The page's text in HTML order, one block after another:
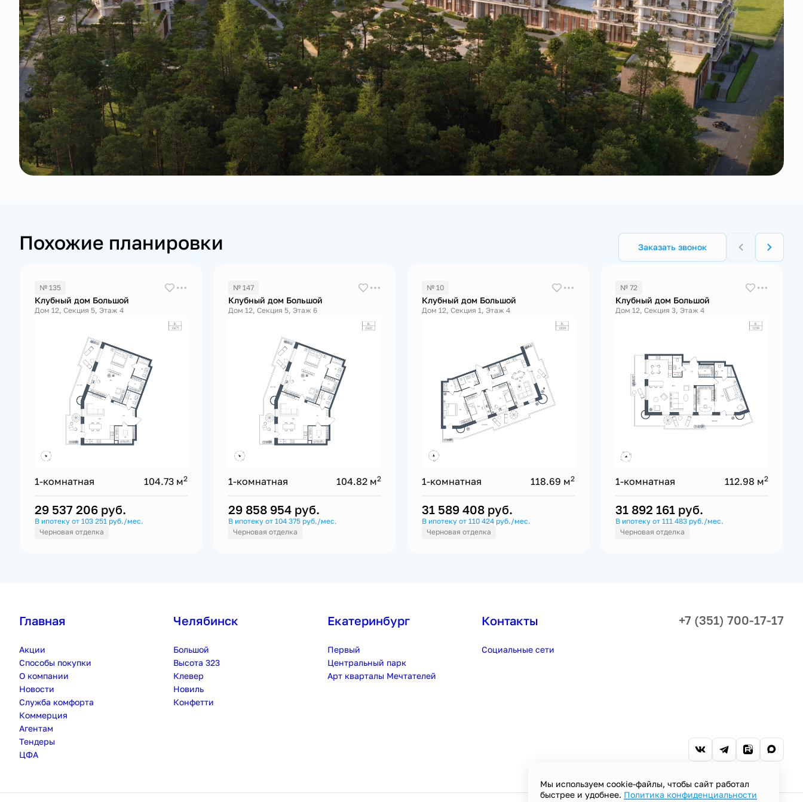
Похожие планировки Заказать звонок
№ 135
Клубный дом Большой
Дом 12, Секция 5, Этаж 4
1-комнатная 104.73 м2
29 537 206 руб.
В ипотеку от 103 251 руб./мес.
Черновая отделка
№ 147
Клубный дом Большой
Дом 12, Секция 5, Этаж 6
1-комнатная 104.82 м2
29 858 954 руб.
В ипотеку от 104 375 руб./мес.
Черновая отделка
№ 10
Клубный дом Большой
Дом 12, Секция 1, Этаж 4
1-комнатная 118.69 м2
31 589 408 руб.
В ипотеку от 110 424 руб./мес.
Черновая отделка
№ 72
Клубный дом Большой
Дом 12, Секция 3, Этаж 4
1-комнатная 112.98 м2
31 892 161 руб.
В ипотеку от 111 483 руб./мес.
Черновая отделка
Главная
Акции
Способы покупки
О компании
Новости
Служба комфорта
Коммерция
Агентам
Тендеры
ЦФА
Челябинск
Большой
Высота 323
Клевер
Новиль
Конфетти
Екатеринбург
Первый
Центральный парк
Арт кварталы Мечтателей
Контакты
Социальные сети
+7 (351) 700-17-17
Мы используем cookie-файлы, чтобы сайт работал
быстрее и удобнее. Политика конфиденциальности